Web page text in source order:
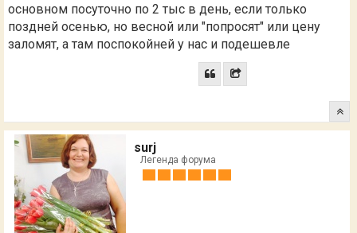
основном посуточно по 2 тыс в день, если только
поздней осенью, но весной или "попросят" или цену
заломят, а там поспокойней у нас и подешевле
surj
Легенда форума